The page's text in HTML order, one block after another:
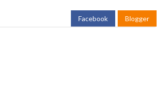
Facebook Blogger